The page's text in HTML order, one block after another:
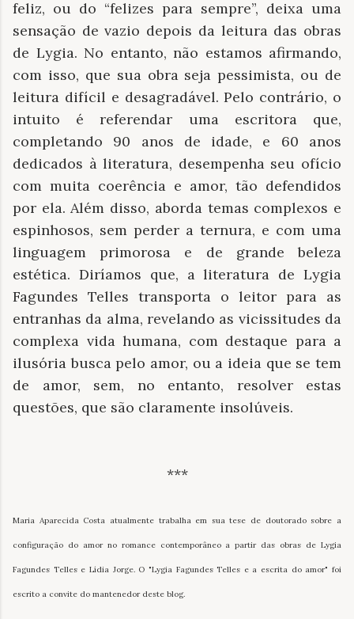
feliz, ou do “felizes para sempre”, deixa uma
sensação de vazio depois da leitura das obras
de Lygia. No entanto, não estamos afirmando,
com isso, que sua obra seja pessimista, ou de
leitura difícil e desagradável. Pelo contrário, o
intuito é referendar uma escritora que,
completando 90 anos de idade, e 60 anos
dedicados à literatura, desempenha seu ofício
com muita coerência e amor, tão defendidos
por ela. Além disso, aborda temas complexos e
espinhosos, sem perder a ternura, e com uma
linguagem primorosa e de grande beleza
estética. Diríamos que, a literatura de Lygia
Fagundes Telles transporta o leitor para as
entranhas da alma, revelando as vicissitudes da
complexa vida humana, com destaque para a
ilusória busca pelo amor, ou a ideia que se tem
de amor, sem, no entanto, resolver estas
questões, que são claramente insolúveis.
***
Maria Aparecida Costa atualmente trabalha em sua tese de doutorado sobre a
configuração do amor no romance contemporâneo a partir das obras de Lygia
Fagundes Telles e Lídia Jorge. O "Lygia Fagundes Telles e a escrita do amor" foi
escrito a convite do mantenedor deste blog.